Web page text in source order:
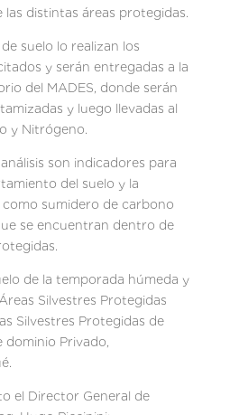
las distintas áreas protegidas.
suelo lo realizan los
y serán entregadas a la
del MADES, donde serán
y luego llevadas al
y Nitrógeno.
son indicadores para
del suelo y la
sumidero de carbono
se encuentran dentro de
de la temporada húmeda y
Silvestres Protegidas
Silvestres Protegidas de
dominio Privado,
el Director General de